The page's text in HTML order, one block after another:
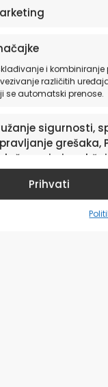
i
različitih
se automatski prenose.
sigurnosti,
grešaka,
i
privatnosti.
Prihvati